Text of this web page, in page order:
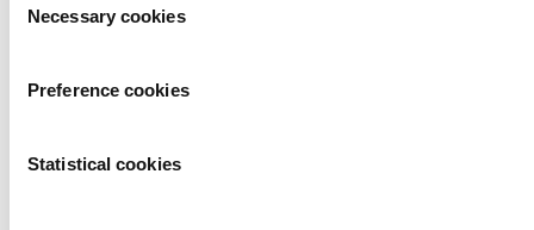
Necessary cookies
Preference cookies
Statistical cookies